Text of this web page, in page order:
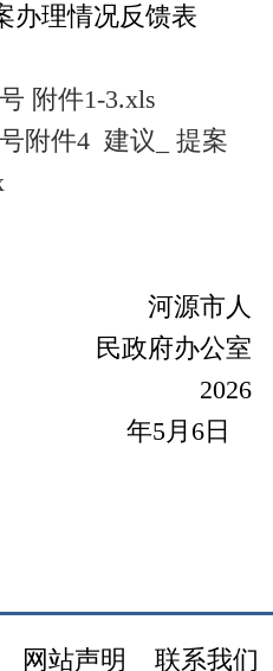
办理情况反馈表
附件1-3.xls
附件4 建议_ 提案
河源市人
民政府办公室
2026
年5月 6 日
网站声明 联系我们